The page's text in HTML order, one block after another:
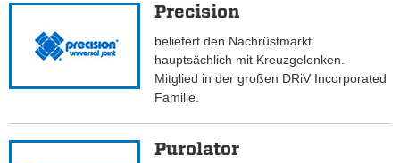
Precision
beliefert den Nachrüstmarkt
hauptsächlich mit Kreuzgelenken.
Mitglied in der großen DRiV Incorporated
Familie.
Purolator